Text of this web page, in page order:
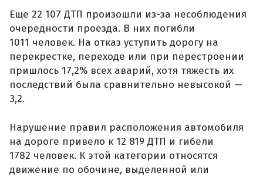
Еще 22 107 ДТП произошли из-за несоблюдения
очередности проезда. В них погибли
1011 человек. На отказ уступить дорогу на
перекрестке, переходе или при перестроении
пришлось 17,2% всех аварий, хотя тяжесть их
последствий была сравнительно невысокой —
3,2.
Нарушение правил расположения автомобиля
на дороге привело к 12 819 ДТП и гибели
1782 человек. К этой категории относятся
движение по обочине, выделенной или